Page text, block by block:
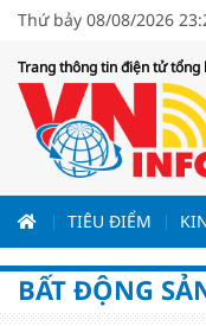
Thứ bảy 08/08/2026
Trang thông tin điện tử tổng
TIÊU ĐIỂM
BẤT ĐỘNG